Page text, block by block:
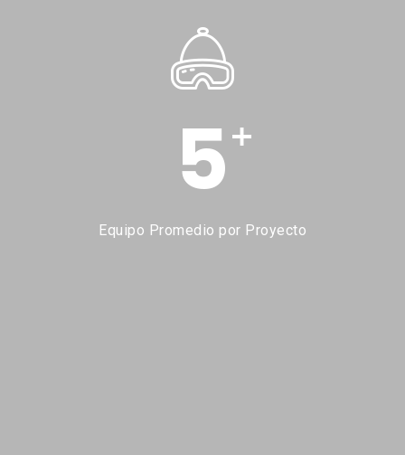
5+
Equipo Promedio por Proyecto